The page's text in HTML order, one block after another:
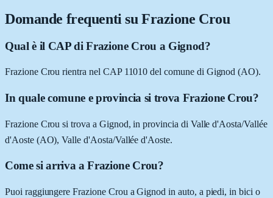
Domande frequenti su Frazione Crou
Qual è il CAP di Frazione Crou a Gignod?
Frazione Crou rientra nel CAP 11010 del comune di Gignod (AO).
In quale comune e provincia si trova Frazione Crou?
Frazione Crou si trova a Gignod, in provincia di Valle d'Aosta/Vallée
d'Aoste (AO), Valle d'Aosta/Vallée d'Aoste.
Come si arriva a Frazione Crou?
Puoi raggiungere Frazione Crou a Gignod in auto, a piedi, in bici o